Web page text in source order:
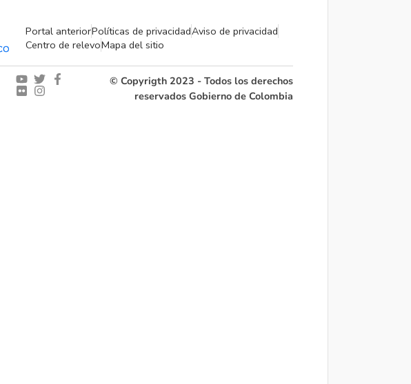
Portal anteriorPolíticas de privacidadAviso de privacidad
Centro de relevoMapa del sitio
© Copyrigth 2023 - Todos los derechos
reservados Gobierno de Colombia